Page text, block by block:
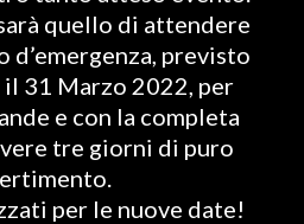
quello di attendere
d’emergenza, previsto
31 Marzo 2022, per
e con la completa
tre giorni di puro
per le nuove date!